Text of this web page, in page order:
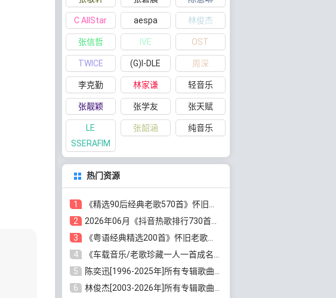
C AllStar aespa 林俊杰
张信哲 IVE OST
TWICE (G)I-DLE 周深
李克勤 林家谦 轻音乐
张靓颖 张学友 张天赋
LE
SSERAFIM
张韶涵 纯音乐
热门资源
1
《精选90后经典老歌570首》怀旧歌曲合集[高品质MP3/320K/5.44GB]百度云网盘下载
2
2026年06月《抖音热歌排行730首》最火热门歌曲整理[高品质MP3/320K/5.35GB]百度云网盘下载
3
《粤语经典精选200首》怀旧老歌大全[无损FLAC/MP3/6.77GB]百度云网盘下载
4
《车载音乐/老歌珍藏一人一首成名曲12CD》[无损WAV分轨+MP3/6.79GB]百度云网盘下载
5
陈奕迅[1996-2025年]所有专辑歌曲合集[无损FLAC/MP3/48.18GB]百度云网盘下载
6
林俊杰[2003-2026年]所有专辑歌曲全集[无损FLAC/MP3/13.05GB]百度云网盘下载